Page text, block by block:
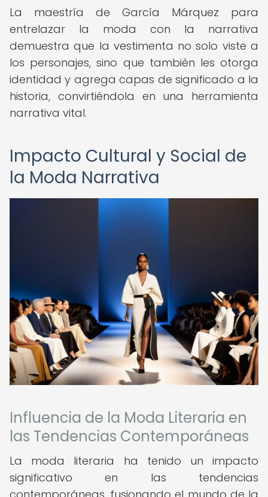
La maestría de García Márquez para
entrelazar la moda con la narrativa
demuestra que la vestimenta no solo viste a
los personajes, sino que también les otorga
identidad y agrega capas de significado a la
historia, convirtiéndola en una herramienta
narrativa vital.
Impacto Cultural y Social de
la Moda Narrativa
Influencia de la Moda Literaria en
las Tendencias Contemporáneas
La moda literaria ha tenido un impacto
significativo en las tendencias